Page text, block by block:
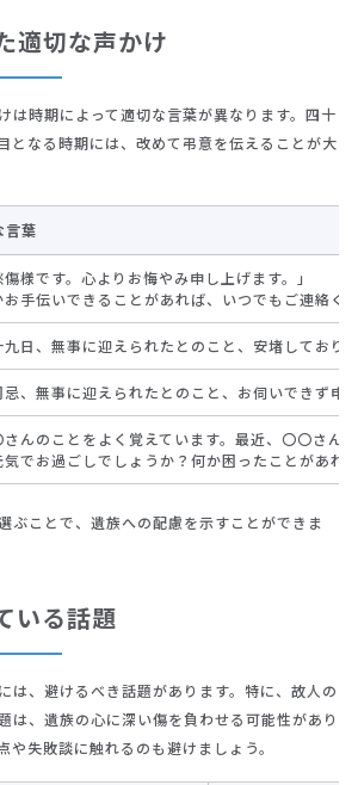
適切な声かけ
は時期によって適切な言葉が異なります。四十
となる時期には、改めて弔意を伝えることが大
言葉
傷様です。心よりお悔やみ申し上げます。」
お手伝いできることがあれば、いつでもご連絡く
九日、無事に迎えられたとのこと、安堵してお
忌、無事に迎えられたとのこと、お伺いできず
さんのことをよく覚えています。最近、〇〇さ
気でお過ごしでしょうか？何か困ったことがあ
ぶことで、遺族への配慮を示すことができま
いる話題
は、避けるべき話題があります。特に、故人の
は、遺族の心に深い傷を負わせる可能性があり
や失敗談に触れるのも避けましょう。